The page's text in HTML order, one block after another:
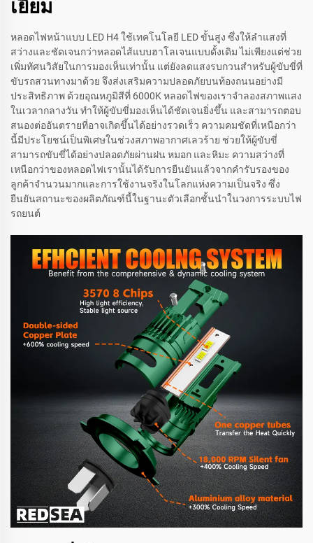
เยี่ยม
หลอดไฟหน้าแบบ LED H4 ใช้เทคโนโลยี LED ขั้นสูง ซึ่งให้ลำแสงที่
สว่างและชัดเจนกว่าหลอดไส้แบบฮาโลเจนแบบดั้งเดิม ไม่เพียงแต่ช่วย
เพิ่มทัศนวิสัยในการมองเห็นเท่านั้น แต่ยังลดแสงรบกวนสำหรับผู้ขับขี่ที่
ขับรถสวนทางมาด้วย จึงส่งเสริมความปลอดภัยบนท้องถนนอย่างมี
ประสิทธิภาพ ด้วยอุณหภูมิสีที่ 6000K หลอดไฟของเราจำลองสภาพแสง
ในเวลากลางวัน ทำให้ผู้ขับขี่มองเห็นได้ชัดเจนยิ่งขึ้น และสามารถตอบ
สนองต่ออันตรายที่อาจเกิดขึ้นได้อย่างรวดเร็ว ความคมชัดที่เหนือกว่า
นี้มีประโยชน์เป็นพิเศษในช่วงสภาพอากาศเลวร้าย ช่วยให้ผู้ขับขี่
สามารถขับขี่ได้อย่างปลอดภัยผ่านฝน หมอก และหิมะ ความสว่างที่
เหนือกว่าของหลอดไฟเรานั้นได้รับการยืนยันแล้วจากคำรับรองของ
ลูกค้าจำนวนมากและการใช้งานจริงในโลกแห่งความเป็นจริง ซึ่ง
ยืนยันสถานะของผลิตภัณฑ์นี้ในฐานะตัวเลือกชั้นนำในวงการระบบไฟ
รถยนต์